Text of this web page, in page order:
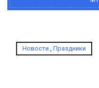
Новости Праздники